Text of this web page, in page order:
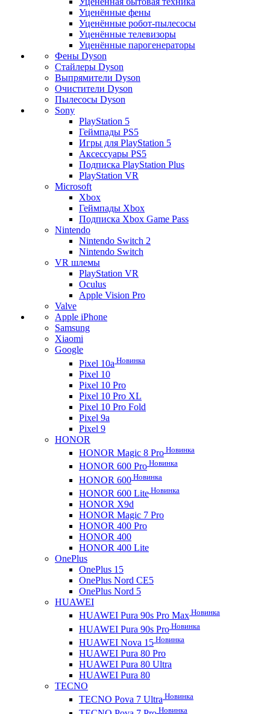
Уценённые фены
Уценённые робот-пылесосы
Уценённые телевизоры
Уценённые парогенераторы
Фены Dyson
Стайлеры Dyson
Выпрямители Dyson
Очистители Dyson
Пылесосы Dyson
Sony
PlayStation 5
Геймпады PS5
Игры для PlayStation 5
Аксессуары PS5
Подписка PlayStation Plus
PlayStation VR
Microsoft
Xbox
Геймпады Xbox
Подписка Xbox Game Pass
Nintendo
Nintendo Switch 2
Nintendo Switch
VR шлемы
PlayStation VR
Oculus
Apple Vision Pro
Valve
Apple iPhone
Samsung
Xiaomi
Google
Pixel 10a Новинка
Pixel 10
Pixel 10 Pro
Pixel 10 Pro XL
Pixel 10 Pro Fold
Pixel 9a
Pixel 9
HONOR
HONOR Magic 8 Pro Новинка
HONOR 600 Pro Новинка
HONOR 600 Новинка
HONOR 600 Lite Новинка
HONOR X9d
HONOR Magic 7 Pro
HONOR 400 Pro
HONOR 400
HONOR 400 Lite
OnePlus
OnePlus 15
OnePlus Nord CE5
OnePlus Nord 5
HUAWEI
HUAWEI Pura 90s Pro Max Новинка
HUAWEI Pura 90s Pro Новинка
HUAWEI Nova 15 Новинка
HUAWEI Pura 80 Pro
HUAWEI Pura 80 Ultra
HUAWEI Pura 80
TECNO
TECNO Pova 7 Ultra Новинка
Новинка